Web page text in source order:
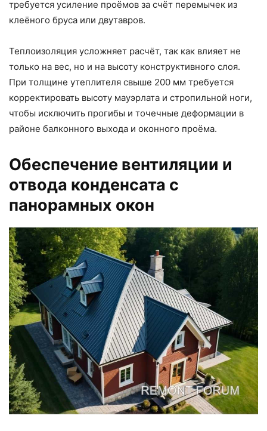
требуется усиление проёмов за счёт перемычек из
клеёного бруса или двутавров.
Теплоизоляция усложняет расчёт, так как влияет не
только на вес, но и на высоту конструктивного слоя.
При толщине утеплителя свыше 200 мм требуется
корректировать высоту мауэрлата и стропильной ноги,
чтобы исключить прогибы и точечные деформации в
районе балконного выхода и оконного проёма.
Обеспечение вентиляции и
отвода конденсата с
панорамных окон